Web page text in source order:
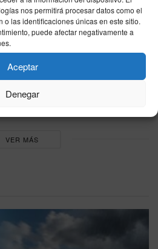
nos permitirá procesar datos como el
o las identificaciones únicas en este sitio.
puede afectar negativamente a
Aceptar
Denegar
excluir a Cataluña del reparto de
llegados a Ceuta
la Ley Trans: “No permito que
VER MÁS